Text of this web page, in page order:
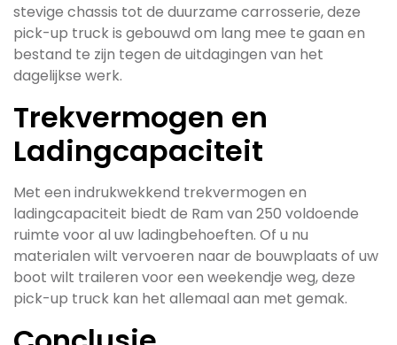
stevige chassis tot de duurzame carrosserie, deze
pick-up truck is gebouwd om lang mee te gaan en
bestand te zijn tegen de uitdagingen van het
dagelijkse werk.
Trekvermogen en
Ladingcapaciteit
Met een indrukwekkend trekvermogen en
ladingcapaciteit biedt de Ram van 250 voldoende
ruimte voor al uw ladingbehoeften. Of u nu
materialen wilt vervoeren naar de bouwplaats of uw
boot wilt traileren voor een weekendje weg, deze
pick-up truck kan het allemaal aan met gemak.